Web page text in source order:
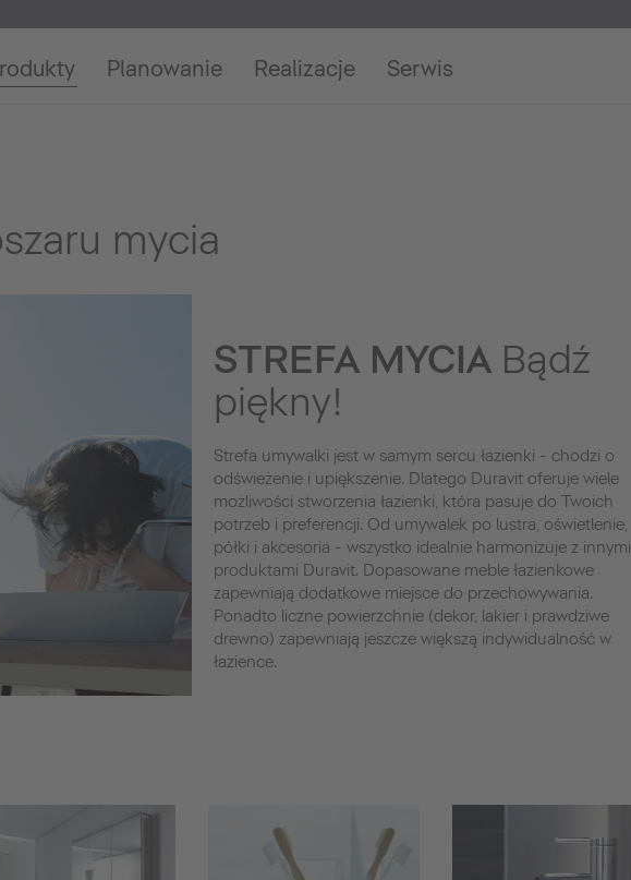
Planowanie Realizacje Serwis
mycia
STREFA MYCIA Bądź
piękny!
Strefa umywalki jest w samym sercu łazienki - chodzi o
odświeżenie i upiększenie. Dlatego Duravit oferuje wiele
możliwości stworzenia łazienki, która pasuje do Twoich
potrzeb i preferencji. Od umywalek po lustra, oświetlenie,
półki i akcesoria - wszystko idealnie harmonizuje z innymi
produktami Duravit. Dopasowane meble łazienkowe
zapewniają dodatkowe miejsce do przechowywania.
Ponadto liczne powierzchnie (dekor, lakier i prawdziwe
drewno) zapewniają jeszcze większą indywidualność w
łazience.